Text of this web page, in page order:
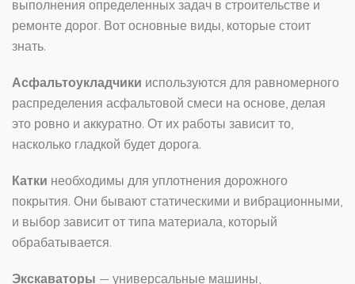
выполнения определенных задач в строительстве и
ремонте дорог. Вот основные виды, которые стоит
знать.
Асфальтоукладчики используются для равномерного
распределения асфальтовой смеси на основе, делая
это ровно и аккуратно. От их работы зависит то,
насколько гладкой будет дорога.
Катки необходимы для уплотнения дорожного
покрытия. Они бывают статическими и вибрационными,
и выбор зависит от типа материала, который
обрабатывается.
Экскаваторы — универсальные машины,